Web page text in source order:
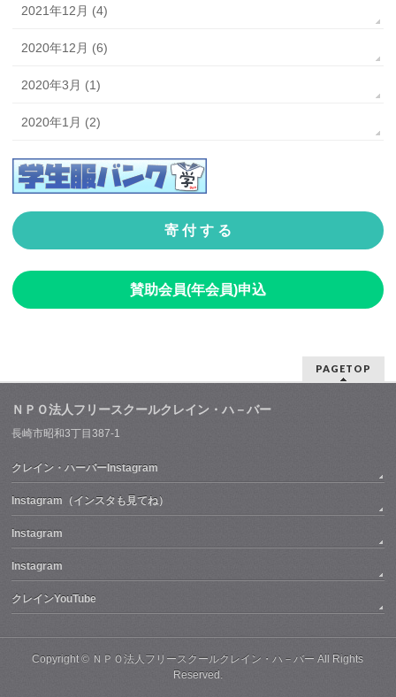
2021年12月 (4)
2020年12月 (6)
2020年3月 (1)
2020年1月 (2)
寄 付 す る
賛助会員(年会員)申込
PAGETOP
ＮＰＯ法人フリースクールクレイン・ハ－バー
長崎市昭和3丁目387-1
クレイン・ハーバーInstagram
Instagram（インスタも見てね）
Instagram
Instagram
クレインYouTube
Copyright © ＮＰＯ法人フリースクールクレイン・ハ－バー All Rights
Reserved.